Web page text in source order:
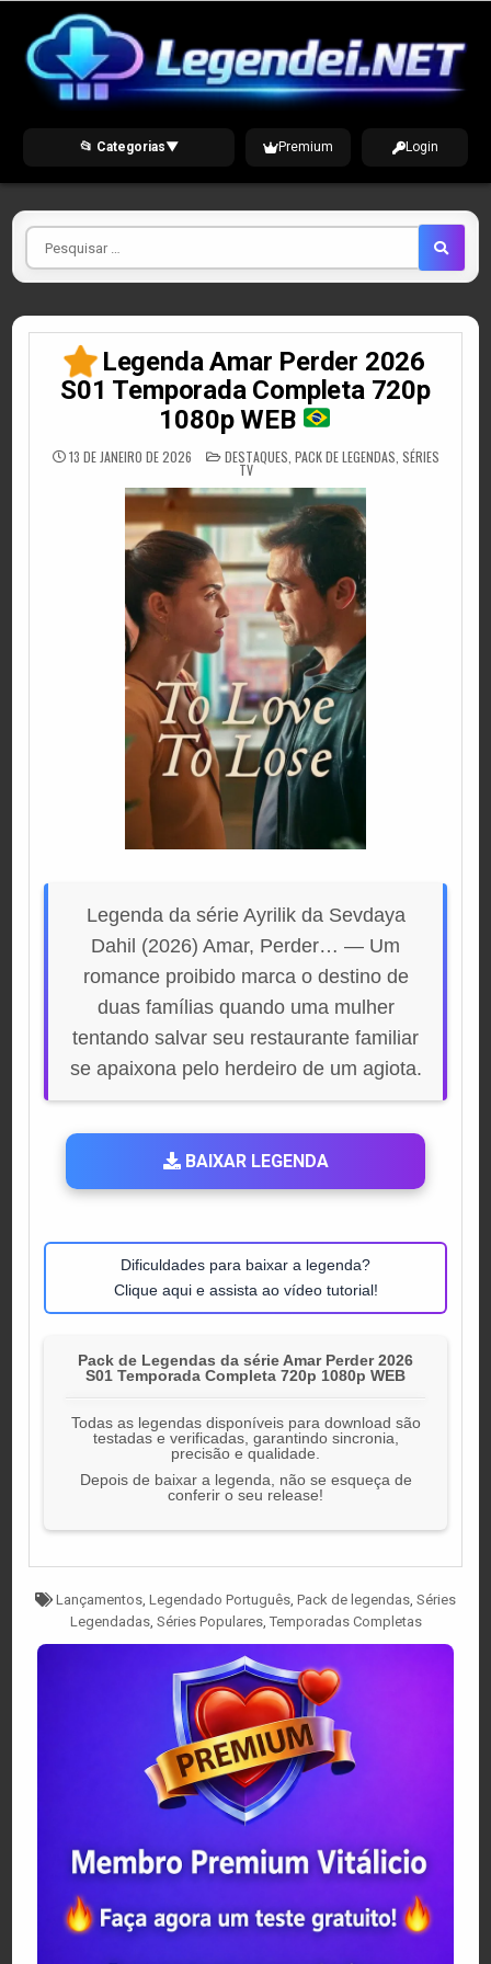
content
📂 Categorias▼ Premium Login
Pesquisar
por
Legenda Amar Perder 2026
S01 Temporada Completa 720p
1080p WEB
13 DE JANEIRO DE 2026 POSTED
IN
DESTAQUES PACK DE LEGENDAS SÉRIES
TV
Legenda da série Ayrilik da Sevdaya
Dahil (2026) Amar, Perder… — Um
romance proibido marca o destino de
duas famílias quando uma mulher
tentando salvar seu restaurante familiar
se apaixona pelo herdeiro de um agiota.
BAIXAR LEGENDA
Dificuldades para baixar a legenda?
Clique aqui e assista ao vídeo tutorial!
Pack de Legendas da série Amar Perder 2026
S01 Temporada Completa 720p 1080p WEB
Todas as legendas disponíveis para download são
testadas e verificadas, garantindo sincronia,
precisão e qualidade.
Depois de baixar a legenda, não se esqueça de
conferir o seu release!
Tagged
Lançamentos Legendado Português Pack de legendas Séries
Legendadas, Séries Populares, Temporadas Completas